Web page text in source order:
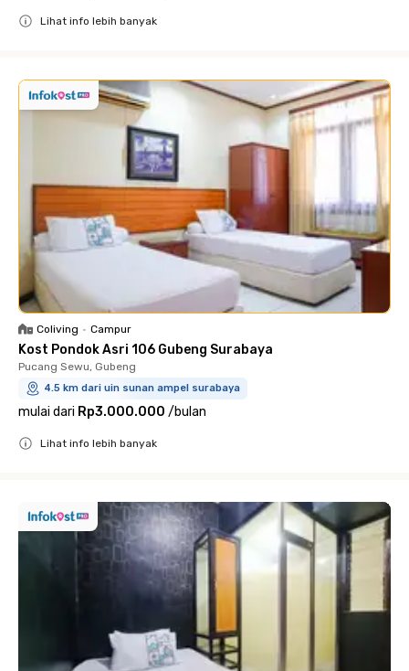
Lihat info lebih banyak
Coliving • Campur
Kost Pondok Asri 106 Gubeng Surabaya
Pucang Sewu, Gubeng
4.5 km dari uin sunan ampel surabaya
mulai dari Rp3.000.000 /bulan
Lihat info lebih banyak